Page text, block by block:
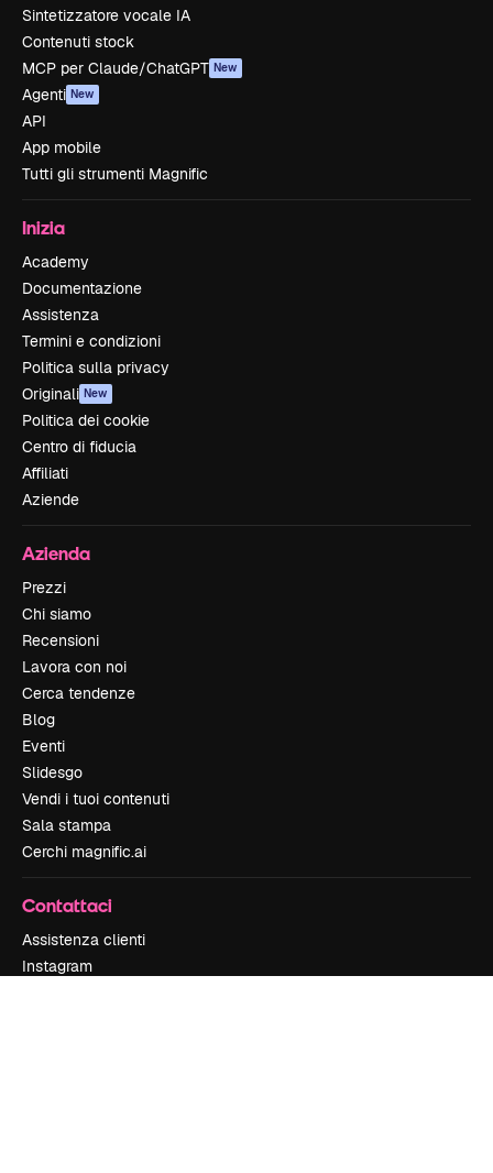
Sintetizzatore vocale IA
Contenuti stock
MCP per Claude/ChatGPT New
Agenti New
API
App mobile
Tutti gli strumenti Magnific
Inizia
Academy
Documentazione
Assistenza
Termini e condizioni
Politica sulla privacy
Originali New
Politica dei cookie
Centro di fiducia
Affiliati
Aziende
Azienda
Prezzi
Chi siamo
Recensioni
Lavora con noi
Cerca tendenze
Blog
Eventi
Slidesgo
Vendi i tuoi contenuti
Sala stampa
Cerchi magnific.ai
Contattaci
Assistenza clienti
Instagram